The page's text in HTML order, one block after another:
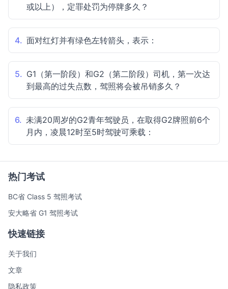
或以上），定罪处罚为停牌多久？
4. 面对红灯并有绿色左转箭头，表示：
5. G1（第一阶段）和G2（第二阶段）司机，第一次达
到最高的过失点数，驾照将会被吊销多久？
6. 未满20周岁的G2青年驾驶员，在取得G2牌照前6个
月内，凌晨12时至5时驾驶可乘载：
热门考试
BC省 Class 5 驾照考试
安大略省 G1 驾照考试
快速链接
关于我们
文章
隐私政策